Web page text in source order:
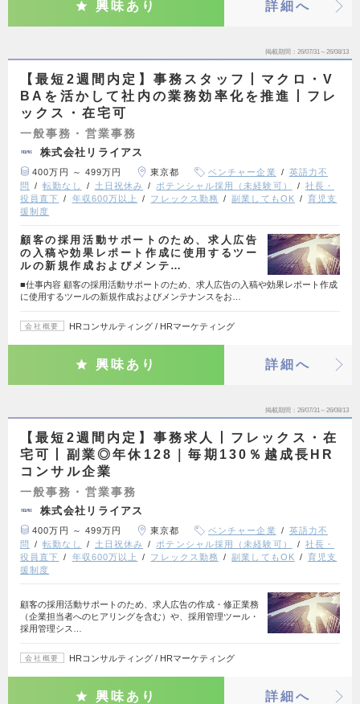
興味あり 詳細へ
掲載期間 26/07/31～26/08/13
【最短2週間内定】事務スタッフ丨マクロ・V
BAを活かして社内の業務効率化を推進丨フレ
ックス・在宅可
一般事務・営業事務
株式会社リライアス
400万円 ～ 499万円 東京都 ベンチャー企業
英語力不
問
転勤なし 土日祝休み ポテンシャル採用（未経験可）
社長・
役員直下
年収600万以上 フレックス勤務 副業してもOK
育児支
援制度
顧客の採用活動サポートのため、求人広告
の入稿や効果レポート作成に使用するツー
ルの新規作成およびメンテ…
■仕事内容 顧客の採用活動サポートのため、求人広告の入稿や効果レポート作成
に使用するツールの新規作成およびメンテナンスをお…
会社概要 HRコンサルティング / HRマーケティング
興味あり 詳細へ
掲載期間 26/07/31～26/08/13
【最短2週間内定】事務求人丨フレックス・在
宅可丨副業◎年休128｜毎期130％越成長HR
コンサル企業
一般事務・営業事務
株式会社リライアス
400万円 ～ 499万円 東京都 ベンチャー企業
英語力不
問
転勤なし 土日祝休み ポテンシャル採用（未経験可）
社長・
役員直下
年収600万以上 フレックス勤務 副業してもOK
育児支
援制度
顧客の採用活動サポートのため、求人広告の作成・修正業務
（企業担当者へのヒアリングを含む）や、採用管理ツール・
採用管理シス…
会社概要 HRコンサルティング / HRマーケティング
興味あり 詳細へ